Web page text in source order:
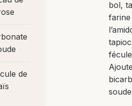
de
bol,